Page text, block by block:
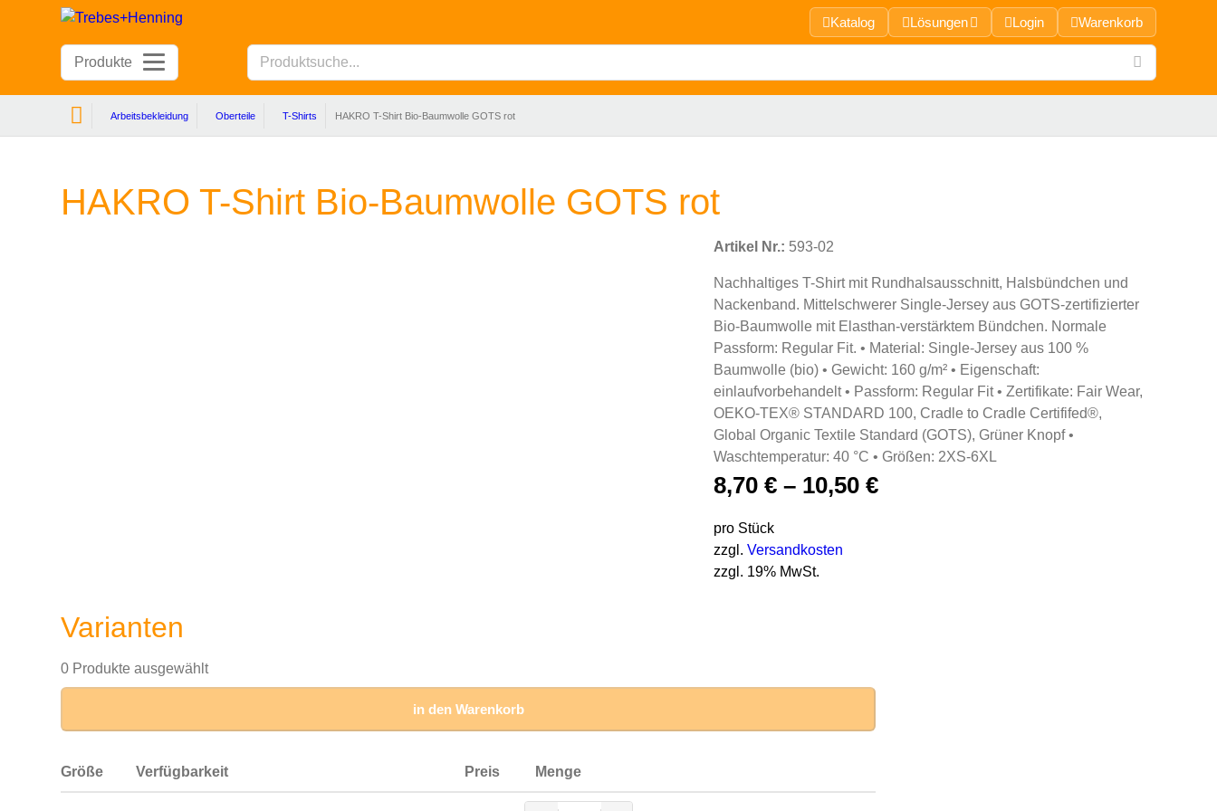
Katalog Lösungen Login Warenkorb
Produkte
Arbeitsbekleidung Oberteile T-Shirts HAKRO T-Shirt Bio-Baumwolle GOTS rot
HAKRO T-Shirt Bio-Baumwolle GOTS rot
Artikel Nr.: 593-02
Nachhaltiges T-Shirt mit Rundhalsausschnitt, Halsbündchen und
Nackenband. Mittelschwerer Single-Jersey aus GOTS-zertifizierter
Bio-Baumwolle mit Elasthan-verstärktem Bündchen. Normale
Passform: Regular Fit. • Material: Single-Jersey aus 100 %
Baumwolle (bio) • Gewicht: 160 g/m² • Eigenschaft:
einlaufvorbehandelt • Passform: Regular Fit • Zertifikate: Fair Wear,
OEKO-TEX® STANDARD 100, Cradle to Cradle Certififed®,
Global Organic Textile Standard (GOTS), Grüner Knopf •
Waschtemperatur: 40 °C • Größen: 2XS-6XL
8,70 €– 10,50 €
pro Stück
zzgl. Versandkosten
zzgl. 19% MwSt.
Varianten
0 Produkte ausgewählt
in den Warenkorb
Größe Verfügbarkeit Preis Menge